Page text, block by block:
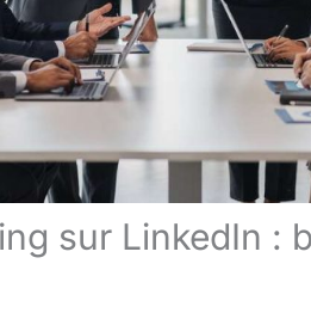
sur LinkedIn :